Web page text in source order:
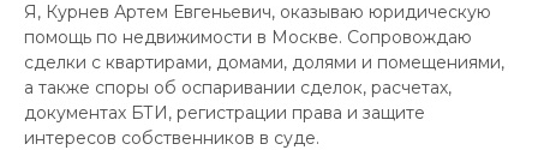
Я, Курнев Артем Евгеньевич, оказываю юридическую
помощь по недвижимости в Москве. Сопровождаю
сделки с квартирами, домами, долями и помещениями,
а также споры об оспаривании сделок, расчетах,
документах БТИ, регистрации права и защите
интересов собственников в суде.